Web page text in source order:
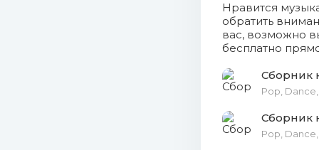
Премьера!).mp4
19.
20.
22.
Нравится
обратить
вас, возможно
бесплатно
Сборник
Pop,
Сборник
Pop,